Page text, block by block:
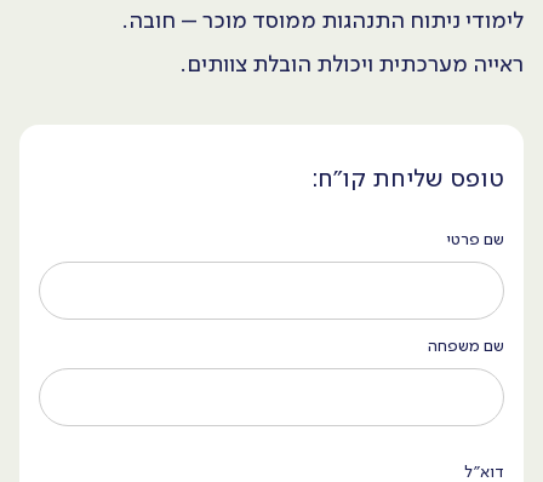
לימודי ניתוח התנהגות ממוסד מוכר – חובה.
ראייה מערכתית ויכולת הובלת צוותים.
טופס שליחת קו״ח:
שם פרטי
שם משפחה
דוא״ל